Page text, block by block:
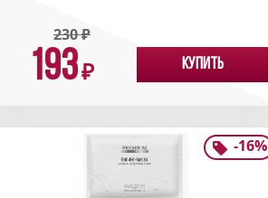
230₽
193₽ Купить
-16%